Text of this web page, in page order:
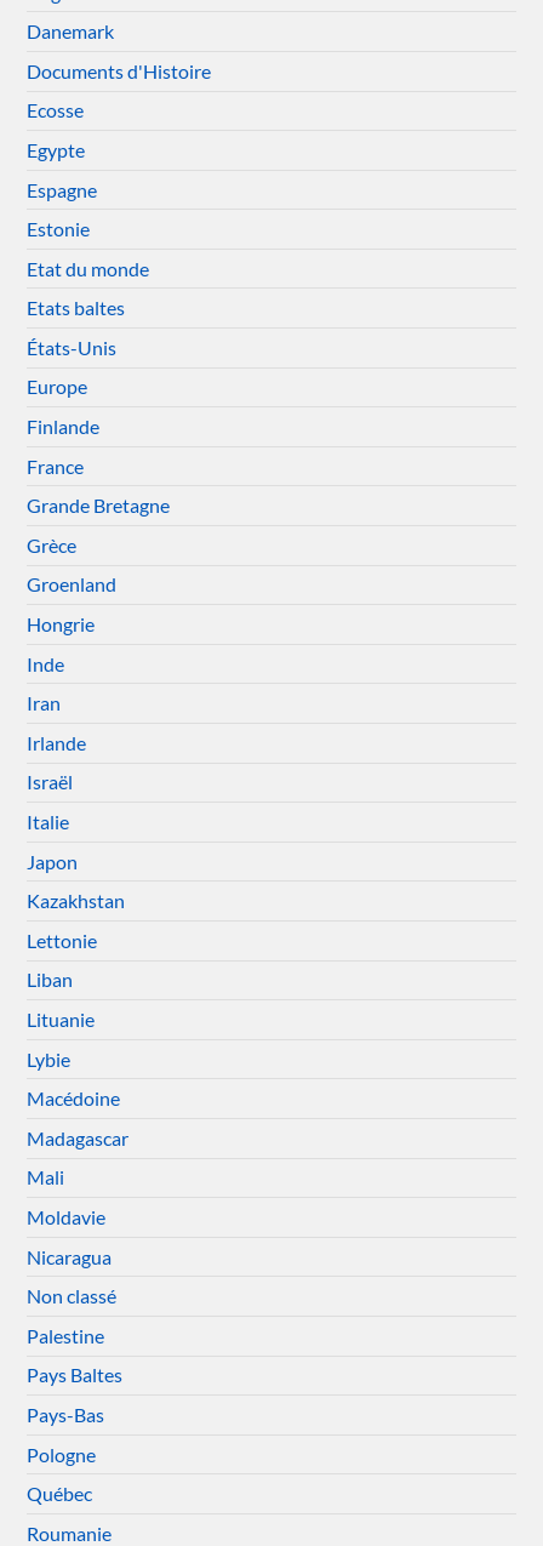
Danemark
Documents d'Histoire
Ecosse
Egypte
Espagne
Estonie
Etat du monde
Etats baltes
États-Unis
Europe
Finlande
France
Grande Bretagne
Grèce
Groenland
Hongrie
Inde
Iran
Irlande
Israël
Italie
Japon
Kazakhstan
Lettonie
Liban
Lituanie
Lybie
Macédoine
Madagascar
Mali
Moldavie
Nicaragua
Non classé
Palestine
Pays Baltes
Pays-Bas
Pologne
Québec
Roumanie